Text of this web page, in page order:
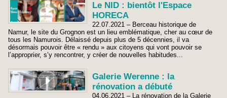
Le NID : bientôt l'Espace
HORECA
22.07.2021 – Berceau historique de
Namur, le site du Grognon est un lieu emblématique, cher au cœur de
tous les Namurois. Délaissé depuis plus de 5 décennies, il va
désormais pouvoir être « rendu » aux citoyens qui vont pouvoir se
l’approprier, s’y rencontrer, y créer de nouvelles habitudes...
Galerie Werenne : la
rénovation a débuté
04.06.2021 – La rénovation de la Galerie